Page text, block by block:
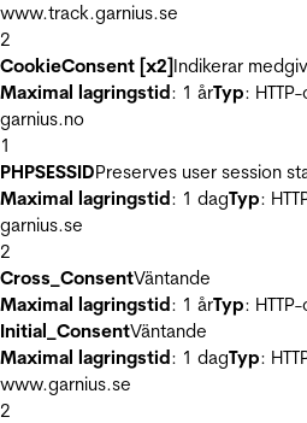
www.track.garnius.se
2
CookieConsent [x2]Indikerar
Maximal lagringstid: 1 årTyp:
garnius.no
1
PHPSESSIDPreserves user session
Maximal lagringstid: 1 dagTyp:
garnius.se
2
Cross_ConsentVäntande
Maximal lagringstid: 1 årTyp:
Initial_ConsentVäntande
Maximal lagringstid: 1 dagTyp:
www.garnius.se
2